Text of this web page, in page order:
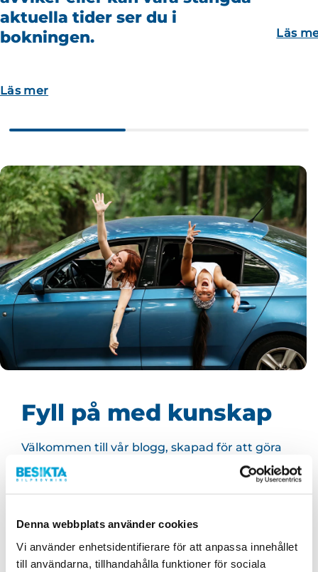
Denna webbplats använder cookies
Vi använder enhetsidentifierare för att anpassa innehållet
till användarna, tillhandahålla funktioner för sociala
aktuella tider ser du i
bokningen.
Läs mer
Läs
Fyll på med kunskap
Välkommen till vår blogg, skapad för att göra
ditt bilägande enklare och tryggare. Här
hittar du allt från information om våra
hålla bilen i toppskick och körningen säker.
Kort sagt, ett smart vägval för alla bilägare!